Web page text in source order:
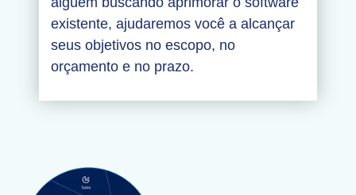
existente, ajudaremos você a alcançar
seus objetivos no escopo, no
orçamento e no prazo.